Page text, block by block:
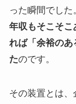
った瞬間でした
年収もそこそ
れば「余裕のあ
たのです。
その装置とは、